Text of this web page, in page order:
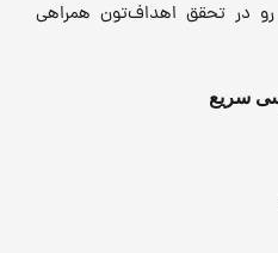
در تحقق اهداف‌تون همراهی
سریع